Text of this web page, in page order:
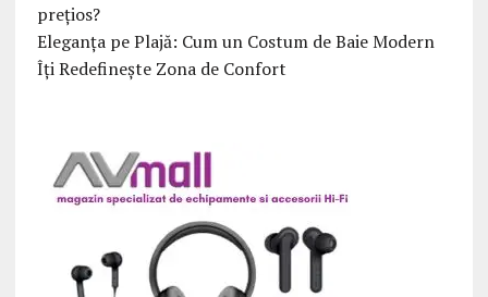
prețios?
Eleganța pe Plajă: Cum un Costum de Baie Modern
Îți Redefinește Zona de Confort